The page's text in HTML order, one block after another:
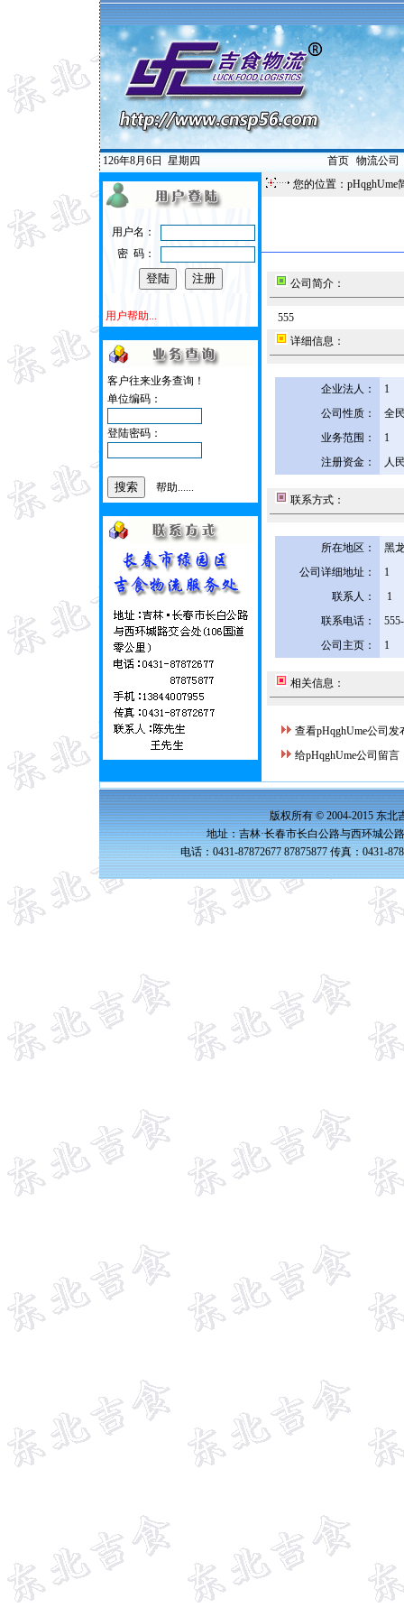
126年8月6日 星期四 首页| 物流公司
用户名：
密 码：
用户帮助...
客户往来业务查询！
单位编码：
登陆密码：
帮助......
您的位置：pHqghUme
公司简介：
555
详细信息：
企业法人：
1
公司性质：
全
业务范围：
1
注册资金：
人
联系方式：
所在地区：
黑
公司详细地址：
1
联系人：
1
联系电话：
公司主页：
1
相关信息：
查看pHqghUme公司发
给pHqghUme公司留言
版权所有 © 2004-2015 东北
地址：吉林·长春市长白公路与西环城公
电话：0431-87872677 87875877 传真：0431-